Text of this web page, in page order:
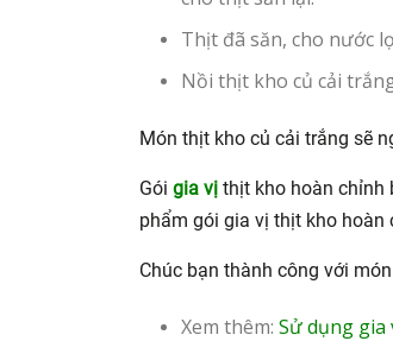
Thịt đã săn, cho nước
Nồi thịt kho củ cải
Món thịt kho củ cải trắng sẽ
Gói gia vị thịt kho hoàn chỉnh
phẩm gói gia vị thịt kho hoàn
Chúc bạn thành công với
Xem thêm: Sử dụng gia